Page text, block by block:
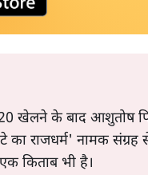
20 खेलने के बाद आशुतोष
का राजधर्म' नामक
किताब भी है।